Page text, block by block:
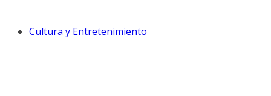
Cultura y Entretenimiento